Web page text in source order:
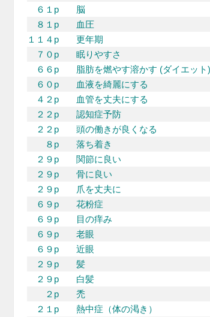
６１p
脳
８１p
血圧
１１４p
更年期
７０p
眠りやすさ
６６p
脂肪を燃やす溶かす (ダイエット)
６０p
血液を綺麗にする
４２p
血管を丈夫にする
２２p
認知症予防
２２p
頭の働きが良くなる
８p
落ち着き
２９p
関節に良い
２９p
骨に良い
２９p
爪を丈夫に
６９p
花粉症
６９p
目の痒み
６９p
老眼
６９p
近眼
２９p
髪
２９p
白髪
２p
禿
２１p
熱中症（体の渇き）